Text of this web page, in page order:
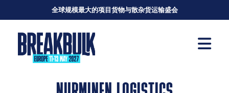
全球规模最大的项目货物与散杂货运输盛会